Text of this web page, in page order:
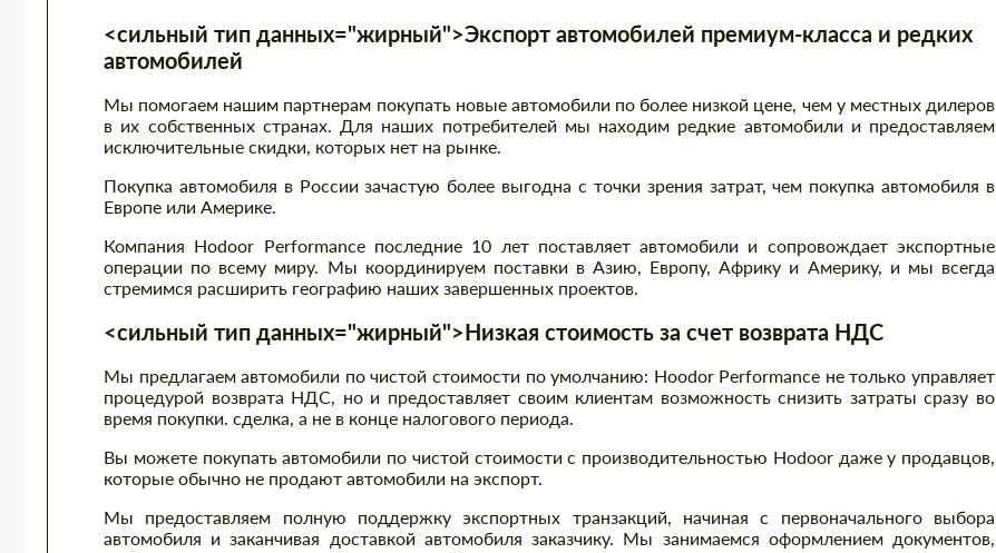
<сильный тип данных="жирный">Экспорт автомобилей премиум-класса и редких
автомобилей
Мы помогаем нашим партнерам покупать новые автомобили по более низкой цене, чем у местных дилеров
в их собственных странах. Для наших потребителей мы находим редкие автомобили и предоставляем
исключительные скидки, которых нет на рынке.
Покупка автомобиля в России зачастую более выгодна с точки зрения затрат, чем покупка автомобиля в
Европе или Америке.
Компания Hodoor Performance последние 10 лет поставляет автомобили и сопровождает экспортные
операции по всему миру. Мы координируем поставки в Азию, Европу, Африку и Америку, и мы всегда
стремимся расширить географию наших завершенных проектов.
<сильный тип данных="жирный">Низкая стоимость за счет возврата НДС
Мы предлагаем автомобили по чистой стоимости по умолчанию: Hoodor Performance не только управляет
процедурой возврата НДС, но и предоставляет своим клиентам возможность снизить затраты сразу во
время покупки. сделка, а не в конце налогового периода.
Вы можете покупать автомобили по чистой стоимости с производительностью Hodoor даже у продавцов,
которые обычно не продают автомобили на экспорт.
Мы предоставляем полную поддержку экспортных транзакций, начиная с первоначального выбора
автомобиля и заканчивая доставкой автомобиля заказчику. Мы занимаемся оформлением документов,